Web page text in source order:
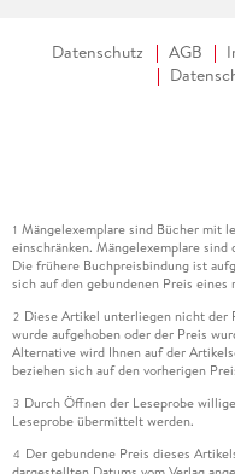
Datenschutz AGB
1 Mängelexemplare sind Bücher mit
einschränken. Mängelexemplare
Die frühere Buchpreisbindung ist
sich auf den gebundenen Preis eines
2 Diese Artikel unterliegen nicht der
wurde aufgehoben oder der Preis
Alternative wird Ihnen auf der
beziehen sich auf den vorherigen
3 Durch Öffnen der Leseprobe
Leseprobe übermittelt werden.
4 Der gebundene Preis dieses